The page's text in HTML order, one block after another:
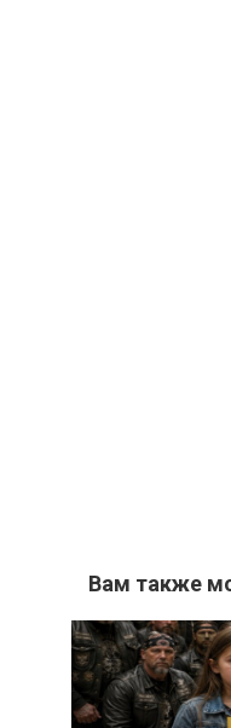
Вам также